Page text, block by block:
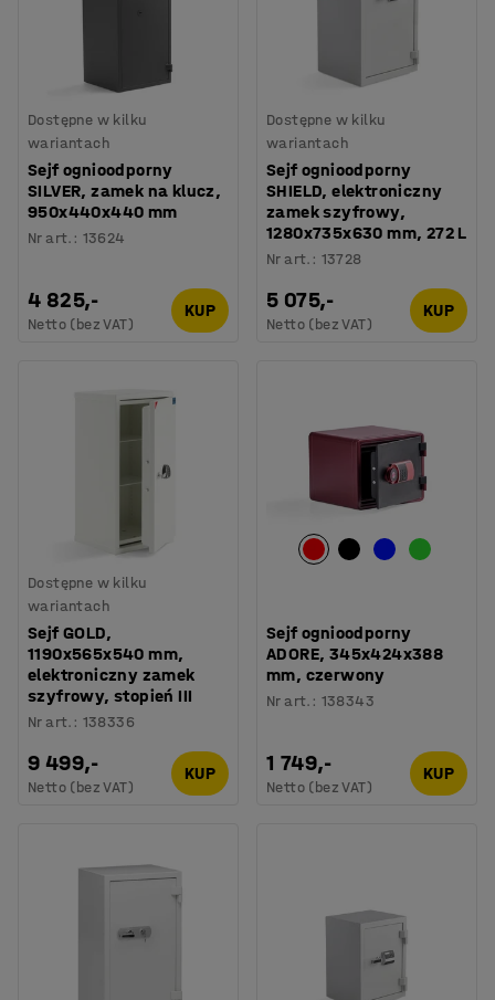
Dostępne w kilku
wariantach
Sejf ognioodporny
SILVER, zamek na klucz,
950x440x440 mm
Nr art. : 13624
4 825,-
Netto (bez VAT)
KUP
Dostępne w kilku
wariantach
Sejf ognioodporny
SHIELD, elektroniczny
zamek szyfrowy,
1280x735x630 mm, 272 L
Nr art. : 13728
5 075,-
Netto (bez VAT)
KUP
Dostępne w kilku
wariantach
Sejf GOLD,
1190x565x540 mm,
elektroniczny zamek
szyfrowy, stopień III
Nr art. : 138336
9 499,-
Netto (bez VAT)
KUP
Sejf ognioodporny
ADORE, 345x424x388
mm, czerwony
Nr art. : 138343
1 749,-
Netto (bez VAT)
KUP